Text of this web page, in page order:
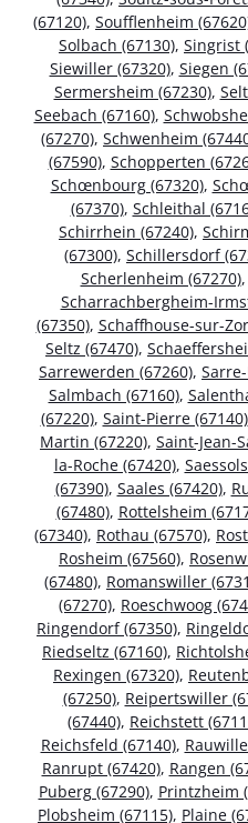
(67120), Soufflenheim
Solbach (67130), Singrist
Siewiller (67320), Siegen
Sermersheim (67230),
Seebach (67160),
(67270), Schwenheim
(67590), Schopperten
Schœnbourg (67320),
(67370), Schleithal
Schirrhein (67240),
(67300), Schillersdorf
Scherlenheim (67270),
Scharrachbergheim-
(67350), Schaffhouse-sur-
Seltz (67470),
Sarrewerden (67260),
Salmbach (67160),
(67220), Saint-Pierre (67140)
Martin (67220), Saint-Jean-
la-Roche (67420),
(67390), Saales (67420),
(67480), Rottelsheim
(67340), Rothau (67570),
Rosheim (67560),
(67480), Romanswiller
(67270), Roeschwoog
Ringendorf (67350),
Riedseltz (67160),
Rexingen (67320),
(67250), Reipertswiller
(67440), Reichstett
Reichsfeld (67140),
Ranrupt (67420), Rangen
Puberg (67290), Printzheim
Plobsheim (67115), Plaine